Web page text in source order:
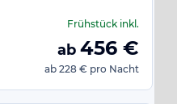
Frühstückinkl.
ab 456 €
ab 228 € pro Nacht